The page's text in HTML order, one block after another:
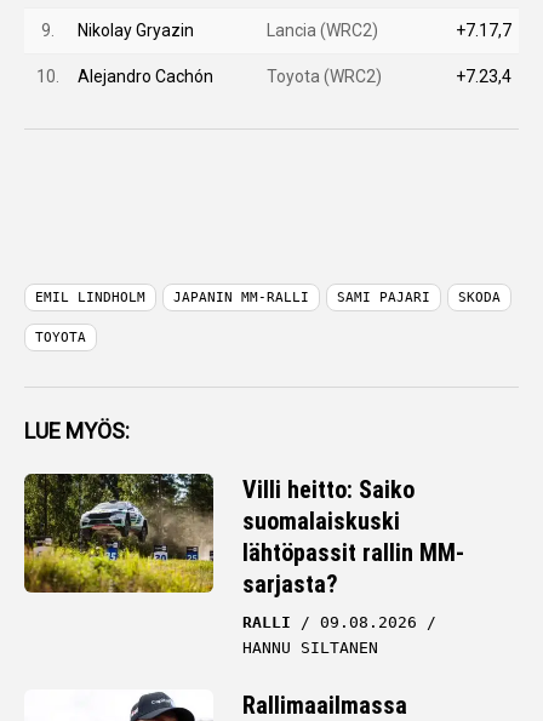
9. Nikolay Gryazin Lancia (WRC2) +7.17,7
10. Alejandro Cachón Toyota (WRC2) +7.23,4
EMIL LINDHOLM JAPANIN MM-RALLI SAMI PAJARI SKODA
TOYOTA
LUE MYÖS:
Villi heitto: Saiko
suomalaiskuski
lähtöpassit rallin MM-
sarjasta?
RALLI
09.08.2026
HANNU SILTANEN
Rallimaailmassa